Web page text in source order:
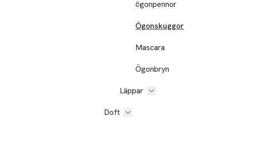
ögonpennor
Ögonskuggor
Mascara
Ögonbryn
Läppar
Doft